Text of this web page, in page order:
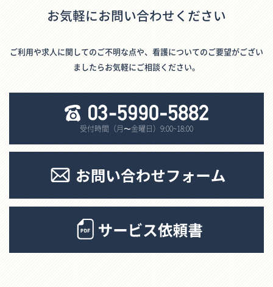
お気軽にお問い合わせください
ご利用や求人に関してのご不明な点や、看護についてのご要望がござい
ましたらお気軽にご相談ください。
受付時間（月〜金曜日）9:00~18:00